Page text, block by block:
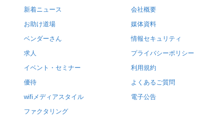
新着ニュース
お助け道場
ベンダーさん
求人
イベント・セミナー
優待
wifiメディアスタイル
ファクタリング
会社概要
媒体資料
情報セキュリティ
プライバシーポリシー
利用規約
よくあるご質問
電子公告